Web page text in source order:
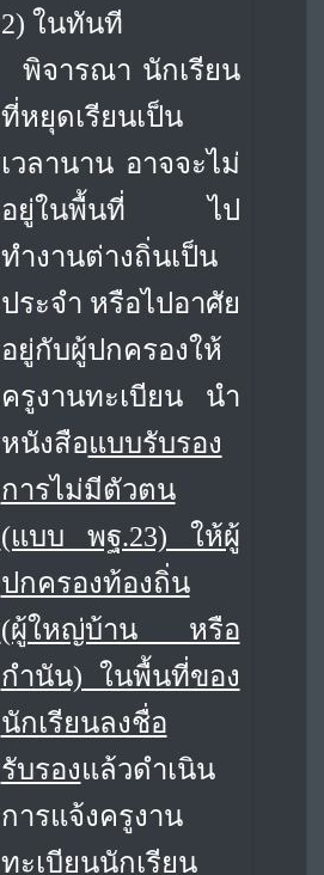
2) ในทันที
พิจารณา นักเรียน
ที่หยุดเรียนเป็น
เวลานาน อาจจะไม่
อยู่ในพื้นที่ ไป
ทำงานต่างถิ่นเป็น
ประจำ หรือไปอาศัย
อยู่กับผู้ปกครองให้
ครูงานทะเบียน นำ
หนังสือแบบรับรอง
การไม่มีตัวตน
(แบบ พฐ.23) ให้ผู้
ปกครองท้องถิ่น
(ผู้ใหญ่บ้าน หรือ
กำนัน) ในพื้นที่ของ
นักเรียนลงชื่อ
รับรองแล้วดำเนิน
การแจ้งครูงาน
ทะเบียนนักเรียน